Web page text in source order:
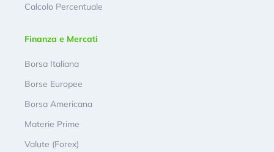
Calcolo Percentuale
Finanza e Mercati
Borsa Italiana
Borse Europee
Borsa Americana
Materie Prime
Valute (Forex)